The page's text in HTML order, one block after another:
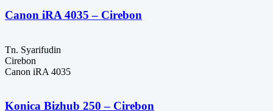
Canon iRA 4035 – Cirebon
Tn. Syarifudin
Cirebon
Canon iRA 4035
Konica Bizhub 250 – Cirebon